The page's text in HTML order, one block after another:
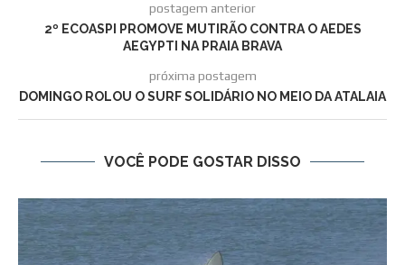
postagem anterior
2º ECOASPI PROMOVE MUTIRÃO CONTRA O AEDES
AEGYPTI NA PRAIA BRAVA
próxima postagem
DOMINGO ROLOU O SURF SOLIDÁRIO NO MEIO DA ATALAIA
VOCÊ PODE GOSTAR DISSO